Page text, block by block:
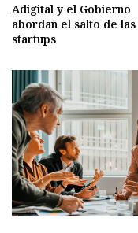
Adigital y el Gobierno
abordan el salto de las
startups